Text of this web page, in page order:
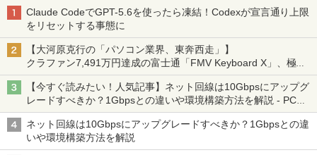
Claude CodeでGPT-5.6を使ったら凍結！Codexが宣言通り上限
をリセットする事態に
【大河原克行の「パソコン業界、東奔西走」】
クラファン7,491万円達成の富士通「FMV Keyboard X」、極限
の静音化を追求
【今すぐ読みたい！人気記事】ネット回線は10Gbpsにアップグ
レードすべきか？1Gbpsとの違いや環境構築方法を解説 - PC
Watch
ネット回線は10Gbpsにアップグレードすべきか？1Gbpsとの違
いや環境構築方法を解説